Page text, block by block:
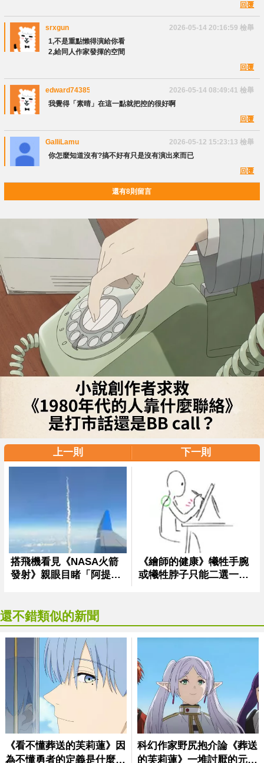
回覆
srxgun 2026-05-14 20:16:59 檢舉
1,不是重點懶得演給你看
2,給同人作家發揮的空間
回覆
edward74385 2026-05-14 08:49:41 檢舉
我覺得「素晴」在這一點就把控的很好啊
回覆
GalliLamu 2026-05-12 15:23:13 檢舉
你怎麼知道沒有?搞不好有只是沒有演出來而已
回覆
還有8則留言
上一則 下一則
還不錯類似的新聞